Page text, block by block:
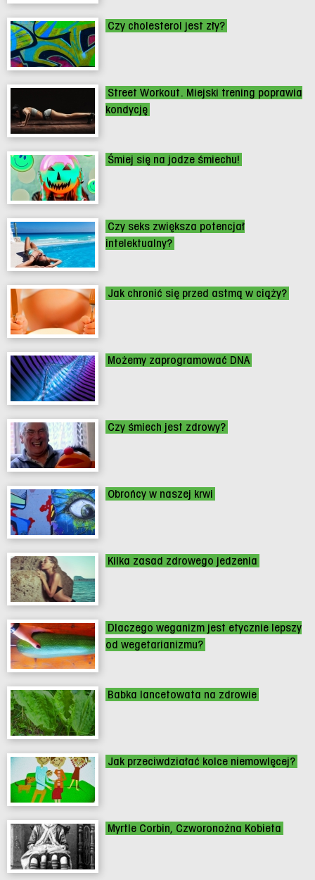
Czy cholesterol jest zły?
Street Workout. Miejski trening poprawia
kondycję
Śmiej się na jodze śmiechu!
Czy seks zwiększa potencjał
intelektualny?
Jak chronić się przed astmą w ciąży?
Możemy zaprogramować DNA
Czy śmiech jest zdrowy?
Obrońcy w naszej krwi
Kilka zasad zdrowego jedzenia
Dlaczego weganizm jest etycznie lepszy
od wegetarianizmu?
Babka lancetowata na zdrowie
Jak przeciwdziałać kolce niemowlęcej?
Myrtle Corbin, Czworonożna Kobieta